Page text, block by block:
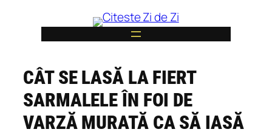
content
CÂT SE LASĂ LA FIERT
SARMALELE ÎN FOI DE
VARZĂ MURATĂ CA SĂ IASĂ
6